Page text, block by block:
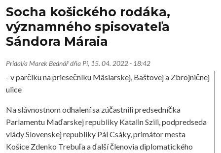
Socha košického rodáka,
významného spisovateľa
Sándora Máraia
Pridal/a Marek Bednářdňa Pi, 15. 04. 2022 - 18:42
- v parčíku na priesečníku Mäsiarskej, Baštovej a Zbrojničnej
ulice
Na slávnostnom odhalení sa zúčastnili predsedníčka
Parlamentu Maďarskej republiky Katalin Szili, podpredseda
vlády Slovenskej republiky Pál Csáky, primátor mesta
Košice Zdenko Trebuľa a ďalší členovia diplomatického